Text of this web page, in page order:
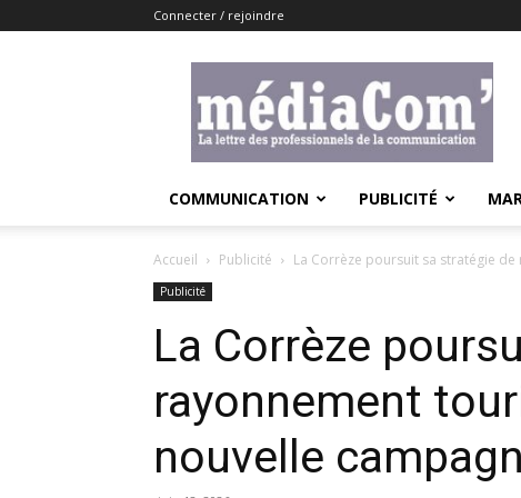
Connecter / rejoindre
COMMUNICATION PUBLICITÉ
Accueil Publicité La Corrèze poursuit sa stratégie
Publicité
La Corrèze
rayonnement
nouvelle